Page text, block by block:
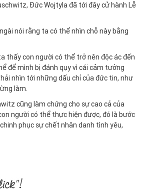
Đức Wojtyla đã tới đây cử hành Lễ
nói rằng ta có thể nhìn chỗ này bằng
thấy con người có thể trở nên độc ác đến
để mình bị đánh qụy vì cái cảm tưởng
nhìn tới những dấu chỉ của đức tin, như
làm.
cũng làm chứng cho sự cao cả của
người có thể thực hiện được, đó là bước
phục sự chết nhân danh tình yêu,